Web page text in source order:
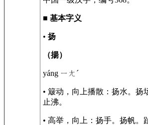
■ 基本字义
• 扬
（揚）
yáng ㄧㄤˊ
• 簸动，向上播散：扬水。扬
止沸。
• 高举，向上：扬手。扬帆。